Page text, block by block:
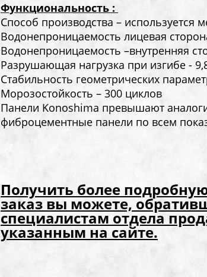
Функциональность :
Способ производства – используется
Водонепроницаемость лицевая
Водонепроницаемость –внутренняя
Разрушающая нагрузка при изгибе -
Стабильность геометрических
Морозостойкость – 300 циклов
Панели Kоnoshima превышают
фиброцементные панели по всем
Получить более
заказ вы можете,
специалистам отдела
указанным на сайте.